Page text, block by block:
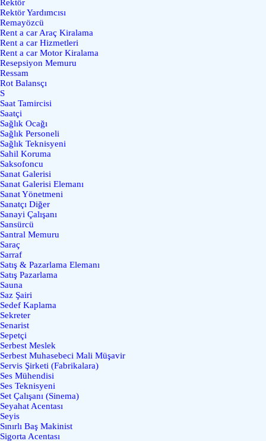
Rektör
Rektör Yardımcısı
Remayözcü
Rent a car Araç Kiralama
Rent a car Hizmetleri
Rent a car Motor Kiralama
Resepsiyon Memuru
Ressam
Rot Balansçı
S
Saat Tamircisi
Saatçi
Sağlık Ocağı
Sağlık Personeli
Sağlık Teknisyeni
Sahil Koruma
Saksofoncu
Sanat Galerisi
Sanat Galerisi Elemanı
Sanat Yönetmeni
Sanatçı Diğer
Sanayi Çalışanı
Sansürcü
Santral Memuru
Saraç
Sarraf
Satış & Pazarlama Elemanı
Satış Pazarlama
Sauna
Saz Şairi
Sedef Kaplama
Sekreter
Senarist
Sepetçi
Serbest Meslek
Serbest Muhasebeci Mali Müşavir
Servis Şirketi (Fabrikalara)
Ses Mühendisi
Ses Teknisyeni
Set Çalışanı (Sinema)
Seyahat Acentası
Seyis
Sınırlı Baş Makinist
Sigorta Acentası